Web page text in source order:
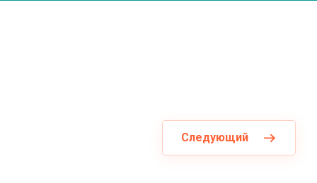
Следующий